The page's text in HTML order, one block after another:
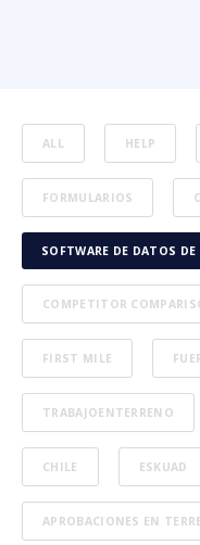
ALL HELP
FORMULARIOS
SOFTWARE DE DATOS DE
COMPETITOR
FIRST MILE
TRABAJOENTERRENO
CHILE ESKUAD
APROBACIONES EN